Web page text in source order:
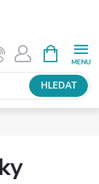
HLEDAT
NÁKUPNÍ
KOŠÍK